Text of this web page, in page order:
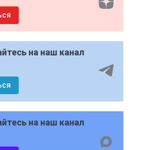
на наш канал
на наш канал